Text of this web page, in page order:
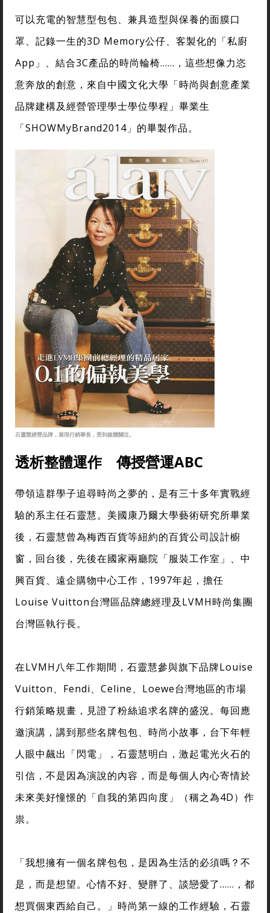
可以充電的智慧型包包、兼具造型與保養的面膜口
罩、記錄一生的3D Memory公仔、客製化的「私廚
App」、結合3C產品的時尚輪椅……，這些想像力恣
意奔放的創意，來自中國文化大學「時尚與創意產業
品牌建構及經營管理學士學位學程」畢業生
「SHOWMyBrand2014」的畢製作品。
石靈慧經營品牌，展現行銷專長，受到媒體關注。
透析整體運作 傳授營運ABC
帶領這群學子追尋時尚之夢的，是有三十多年實戰經
驗的系主任石靈慧。美國康乃爾大學藝術研究所畢業
後，石靈慧曾為梅西百貨等紐約的百貨公司設計櫥
窗，回台後，先後在國家兩廳院「服裝工作室」、中
興百貨、遠企購物中心工作，1997年起，擔任
Louise Vuitton台灣區品牌總經理及LVMH時尚集團
台灣區執行長。
在LVMH八年工作期間，石靈慧參與旗下品牌Louise
Vuitton、Fendi、Celine、Loewe台灣地區的市場
行銷策略規畫，見證了粉絲追求名牌的盛況。每回應
邀演講，講到那些名牌包包、時尚小故事，台下年輕
人眼中飆出「閃電」，石靈慧明白，激起電光火石的
引信，不是因為演說的內容，而是每個人內心寄情於
未來美好憧憬的「自我的第四向度」（稱之為4D）作
祟。
「我想擁有一個名牌包包，是因為生活的必須嗎？不
是，而是想望。心情不好、變胖了、談戀愛了……，都
想買個東西給自己。」時尚第一線的工作經驗，石靈